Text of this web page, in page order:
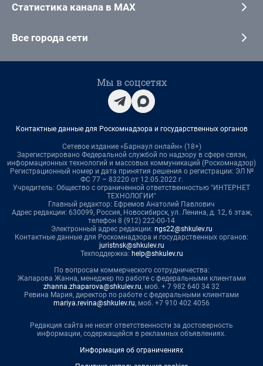
Статистика канала в MAX
Все города сети
Мы в соцсетях
Контактные данные для Роскомнадзора и государственных органов
Сетевое издание «Барнаул онлайн» (18+)
Зарегистрировано Федеральной службой по надзору в сфере связи,
информационных технологий и массовых коммуникаций (Роскомнадзор)
Регистрационный номер и дата принятия решения о регистрации: ЭЛ №
ФС 77 – 83220 от 12.05.2022 г.
Учредитель: Общество с ограниченной ответственностью "ИНТЕРНЕТ
ТЕХНОЛОГИИ"
Главный редактор: Ефремов Анатолий Павлович
Адрес редакции: 630099, Россия, Новосибирск, ул. Ленина, д. 12, 6 этаж,
телефон 8 (912) 222-00-14
Электронный адрес редакции: ngs22@shkulev.ru
Контактные данные для Роскомнадзора и государственных органов:
juristnsk@shkulev.ru
Техподдержка: help@shkulev.ru
По вопросам коммерческого сотрудничества:
Жапарова Жанна, менеджер по работе с федеральными клиентами
zhanna.zhaparova@shkulev.ru, моб. + 7 982 640 34 32
Ревина Мария, директор по работе с федеральными клиентами
mariya.revina@shkulev.ru, моб. +7 910 402 4056
Редакция сайта не несет ответственности за достоверность
информации, содержащейся в рекламных объявлениях.
Информация об ограничениях